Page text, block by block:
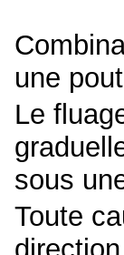
une
Le
sous
Toute